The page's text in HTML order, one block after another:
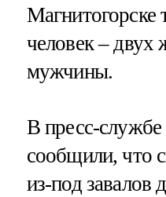
Магнитогорске
человек –
мужчины.
В пресс-
сообщили, что
из-под завалов